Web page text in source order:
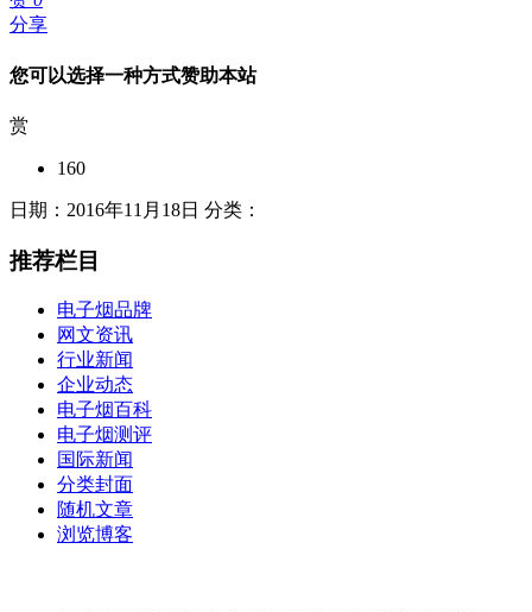
分享
您可以选择一种方式赞助本站
赏
160
日期：2016年11月18日 分类：
推荐栏目
电子烟品牌
网文资讯
行业新闻
企业动态
电子烟百科
电子烟测评
国际新闻
分类封面
随机文章
浏览博客